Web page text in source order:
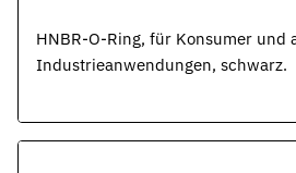
HNBR-O-Ring, für Konsumer und
Industrieanwendungen, schwarz.